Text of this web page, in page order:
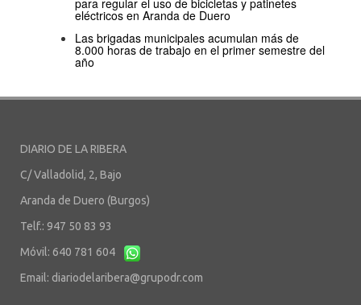
para regular el uso de bicicletas y patinetes
eléctricos en Aranda de Duero
Las brigadas municipales acumulan más de
8.000 horas de trabajo en el primer semestre del
año
DIARIO DE LA RIBERA
C/ Valladolid, 2, Bajo
Aranda de Duero (Burgos)
Telf.: 947 50 83 93
Móvil: 640 781 604
Email: diariodelaribera@grupodr.com